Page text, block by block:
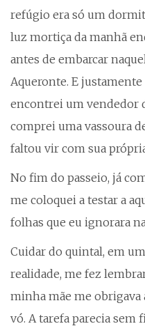
refúgio era só um
luz mortiça da manhã
antes de embarcar
Aqueronte. E
encontrei um vendedor
comprei uma vassoura
faltou vir com sua
No fim do passeio, já
me coloquei a testar a
folhas que eu ignorara
Cuidar do quintal, em
realidade, me fez
minha mãe me
vó. A tarefa parecia sem